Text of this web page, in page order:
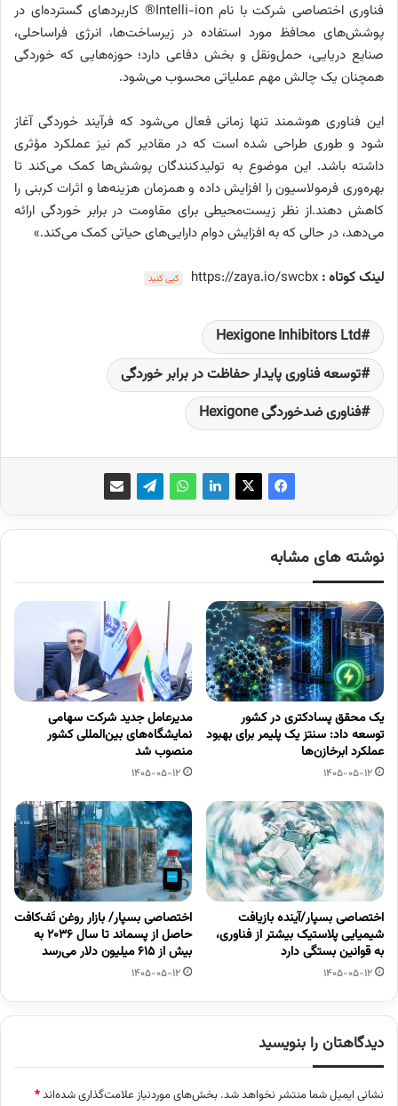
فناوری اختصاصی شرکت با نام Intelli-ion® کاربردهای گسترده‌ای در
پوشش‌های محافظ مورد استفاده در زیرساخت‌ها، انرژی فراساحلی،
صنایع دریایی، حمل‌ونقل و بخش دفاعی دارد؛ حوزه‌هایی که خوردگی
همچنان یک چالش مهم عملیاتی محسوب می‌شود.
این فناوری هوشمند تنها زمانی فعال می‌شود که فرآیند خوردگی آغاز
شود و طوری طراحی شده است که در مقادیر کم نیز عملکرد مؤثری
داشته باشد. این موضوع به تولیدکنندگان پوشش‌ها کمک می‌کند تا
بهره‌وری فرمولاسیون را افزایش داده و همزمان هزینه‌ها و اثرات کربنی را
کاهش دهند.از نظر زیست‌محیطی برای مقاومت در برابر خوردگی ارائه
می‌دهد، در حالی که به افزایش دوام دارایی‌های حیاتی کمک می‌کند.»
لینک کوتاه : https://zaya.io/swcbx کپی کنید
Hexigone Inhibitors Ltd
توسعه فناوری پایدار حفاظت در برابر خوردگی
فناوری ضدخوردگی Hexigone
نوشته های مشابه
یک محقق پسادکتری در کشور
توسعه داد: سنتز یک پلیمر برای بهبود
عملکرد ابرخازن‌ها
1405-05-12
مدیرعامل جدید شرکت سهامی
نمایشگاه‌های بین‌المللی کشور
منصوب شد
1405-05-12
اختصاصی بسپار/آینده بازیافت
شیمیایی پلاستیک بیشتر از فناوری،
به قوانین بستگی دارد
1405-05-12
اختصاصی بسپار/ بازار روغن تَف‌کافت
حاصل از پسماند تا سال ۲۰۳۶ به
بیش از ۶۱۵ میلیون دلار می‌رسد
1405-05-12
دیدگاهتان را بنویسید
نشانی ایمیل شما منتشر نخواهد شد. بخش‌های موردنیاز علامت‌گذاری شده‌اند*